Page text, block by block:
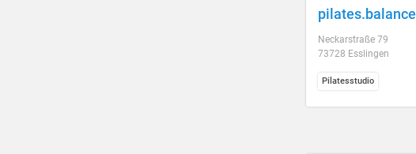
pilates.balance
Neckarstraße 79
73728 Esslingen
Pilatesstudio